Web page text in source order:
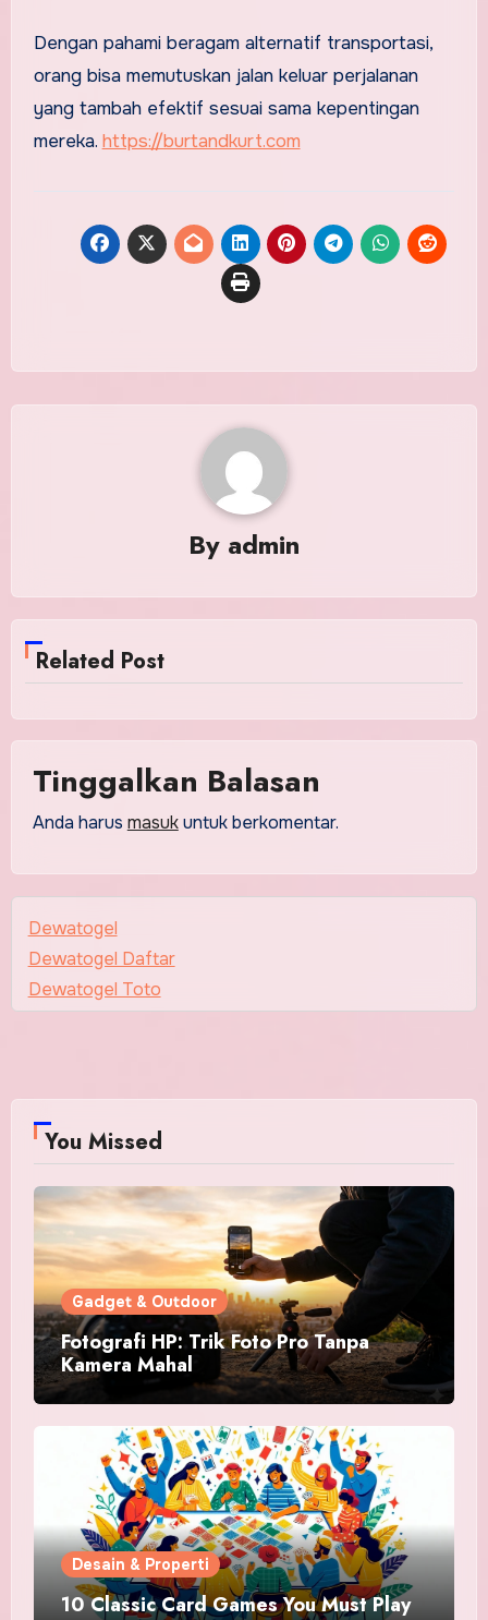
Dengan pahami beragam alternatif transportasi,
orang bisa memutuskan jalan keluar perjalanan
yang tambah efektif sesuai sama kepentingan
mereka. https://burtandkurt.com
By admin
Related Post
Tinggalkan Balasan
Anda harus masukuntuk berkomentar.
Dewatogel
Dewatogel Daftar
Dewatogel Toto
You Missed
Gadget & Outdoor
Fotografi HP: Trik Foto Pro Tanpa
Kamera Mahal
Desain & Properti
10 Classic Card Games You Must Play